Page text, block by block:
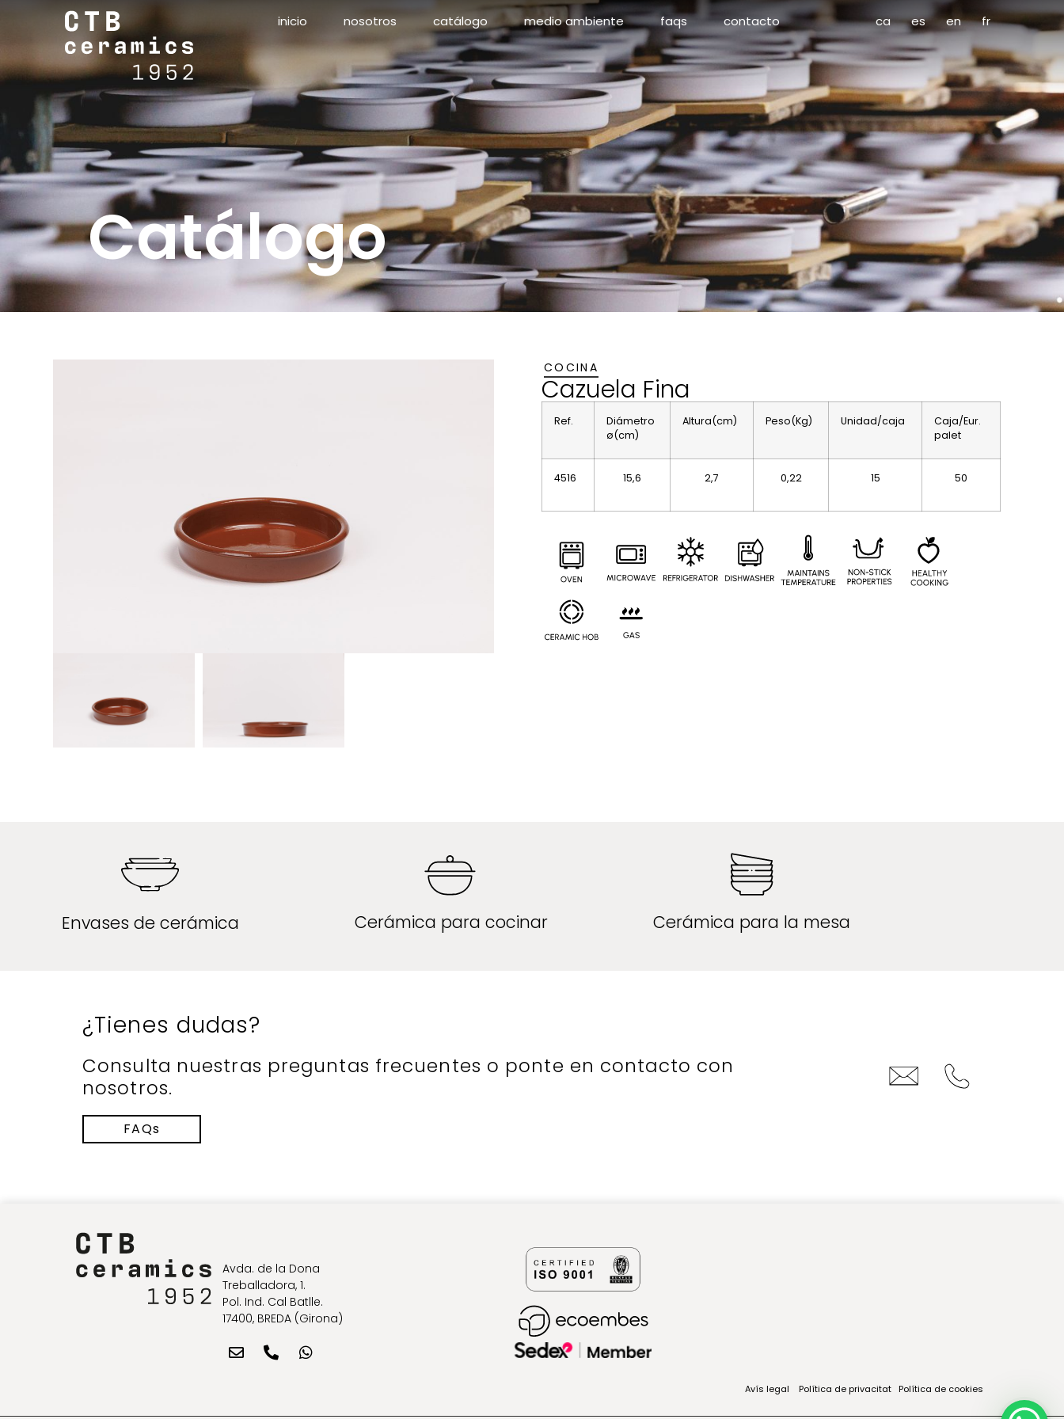
inicio nosotros catálogo medio ambiente faqs contacto ca es en fr
Catálogo
COCINA
Cazuela Fina
Ref.
Diámetro
ø(cm)
Altura(cm) Peso(Kg) Unidad/caja
Caja/Eur.
palet
4516 15,6 2,7 0,22 15 50
Envases de cerámica Cerámica para cocinar Cerámica para la mesa
¿Tienes dudas?
Consulta nuestras preguntas frecuentes o ponte en contacto con
nosotros.
FAQs
Avda. de la Dona
Treballadora, 1.
Pol. Ind. Cal Batlle.
17400, BREDA (Girona)
Avís legal Política de privacitat Política de cookies